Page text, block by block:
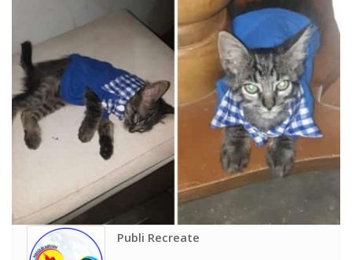
Publi Recreate